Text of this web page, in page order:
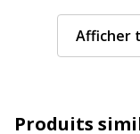
Cartouches de
Afficher
Produits